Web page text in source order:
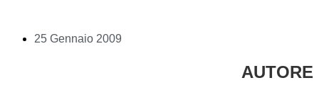
25 Gennaio 2009
AUTORE